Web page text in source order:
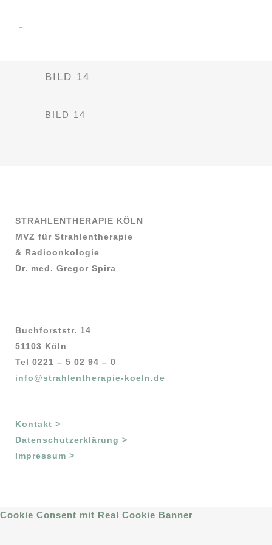
BILD 14
BILD 14
STRAHLENTHERAPIE KÖLN
MVZ für Strahlentherapie
& Radioonkologie
Dr. med. Gregor Spira
Buchforststr. 14
51103 Köln
Tel 0221 – 5 02 94 – 0
info@strahlentherapie-koeln.de
Kontakt >
Datenschutzerklärung >
Impressum >
Cookie Consent mit Real Cookie Banner